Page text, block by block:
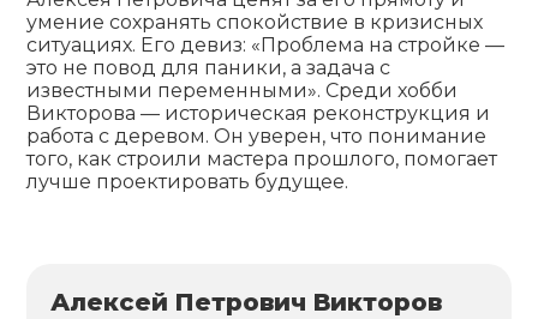
умение сохранять спокойствие в кризисных
ситуациях. Его девиз: «Проблема на стройке —
это не повод для паники, а задача с
известными переменными». Среди хобби
Викторова — историческая реконструкция и
работа с деревом. Он уверен, что понимание
того, как строили мастера прошлого, помогает
лучше проектировать будущее.
Алексей Петрович Викторов